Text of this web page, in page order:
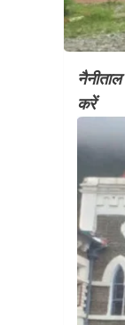
नैनीताल
करें